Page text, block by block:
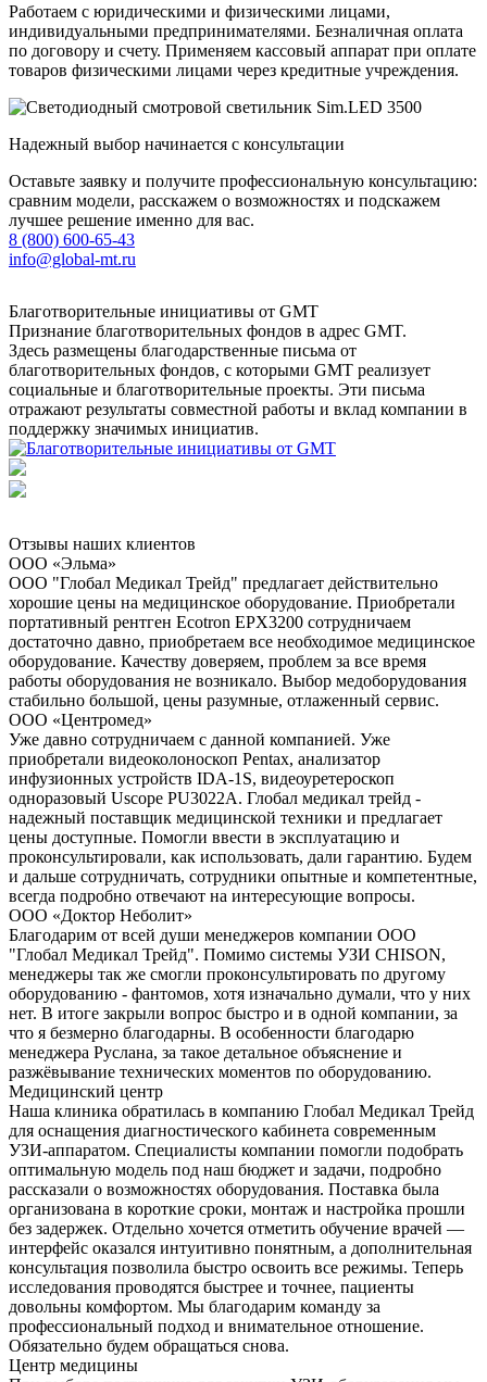
Работаем с юридическими и физическими лицами,
индивидуальными предпринимателями. Безналичная оплата
по договору и счету. Применяем кассовый аппарат при оплате
товаров физическими лицами через кредитные учреждения.
Надежный выбор начинается с консультации
Оставьте заявку и получите профессиональную консультацию:
сравним модели, расскажем о возможностях и подскажем
лучшее решение именно для вас.
8 (800) 600-65-43
info@global-mt.ru
Благотворительные инициативы от GMT
Признание благотворительных фондов в адрес GMT.
Здесь размещены благодарственные письма от
благотворительных фондов, с которыми GMT реализует
социальные и благотворительные проекты. Эти письма
отражают результаты совместной работы и вклад компании в
поддержку значимых инициатив.
Отзывы наших клиентов
ООО «Эльма»
ООО "Глобал Медикал Трейд" предлагает действительно
хорошие цены на медицинское оборудование. Приобретали
портативный рентген Ecotron EPX3200 сотрудничаем
достаточно давно, приобретаем все необходимое медицинское
оборудование. Качеству доверяем, проблем за все время
работы оборудования не возникало. Выбор медоборудования
стабильно большой, цены разумные, отлаженный сервис.
ООО «Центромед»
Уже давно сотрудничаем с данной компанией. Уже
приобретали видеоколоноскоп Pentax, анализатор
инфузионных устройств IDA-1S, видеоуретероскоп
одноразовый Uscope PU3022A. Глобал медикал трейд -
надежный поставщик медицинской техники и предлагает
цены доступные. Помогли ввести в эксплуатацию и
проконсультировали, как использовать, дали гарантию. Будем
и дальше сотрудничать, сотрудники опытные и компетентные,
всегда подробно отвечают на интересующие вопросы.
ООО «Доктор Неболит»
Благодарим от всей души менеджеров компании ООО
"Глобал Медикал Трейд". Помимо системы УЗИ CHISON,
менеджеры так же смогли проконсультировать по другому
оборудованию - фантомов, хотя изначально думали, что у них
нет. В итоге закрыли вопрос быстро и в одной компании, за
что я безмерно благодарны. В особенности благодарю
менеджера Руслана, за такое детальное объяснение и
разжёвывание технических моментов по оборудованию.
Медицинский центр
Наша клиника обратилась в компанию Глобал Медикал Трейд
для оснащения диагностического кабинета современным
УЗИ-аппаратом. Специалисты компании помогли подобрать
оптимальную модель под наш бюджет и задачи, подробно
рассказали о возможностях оборудования. Поставка была
организована в короткие сроки, монтаж и настройка прошли
без задержек. Отдельно хочется отметить обучение врачей —
интерфейс оказался интуитивно понятным, а дополнительная
консультация позволила быстро освоить все режимы. Теперь
исследования проводятся быстрее и точнее, пациенты
довольны комфортом. Мы благодарим команду за
профессиональный подход и внимательное отношение.
Обязательно будем обращаться снова.
Центр медицины